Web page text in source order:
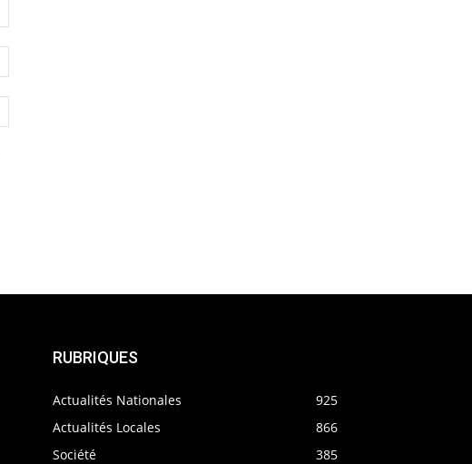
RUBRIQUES
Actualités Nationales
925
Actualités Locales
866
Société
385